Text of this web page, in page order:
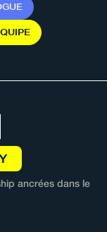
GUE
QUIPE
ancrées dans le